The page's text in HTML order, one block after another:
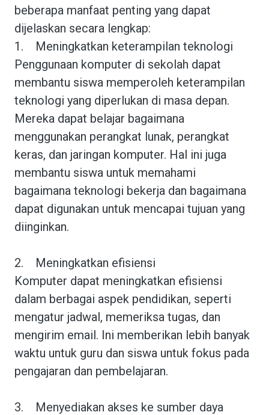
beberapa manfaat penting yang dapat
dijelaskan secara lengkap:
1. Meningkatkan keterampilan teknologi
Penggunaan komputer di sekolah dapat
membantu siswa memperoleh keterampilan
teknologi yang diperlukan di masa depan.
Mereka dapat belajar bagaimana
menggunakan perangkat lunak, perangkat
keras, dan jaringan komputer. Hal ini juga
membantu siswa untuk memahami
bagaimana teknologi bekerja dan bagaimana
dapat digunakan untuk mencapai tujuan yang
diinginkan.
2. Meningkatkan efisiensi
Komputer dapat meningkatkan efisiensi
dalam berbagai aspek pendidikan, seperti
mengatur jadwal, memeriksa tugas, dan
mengirim email. Ini memberikan lebih banyak
waktu untuk guru dan siswa untuk fokus pada
pengajaran dan pembelajaran.
3. Menyediakan akses ke sumber daya